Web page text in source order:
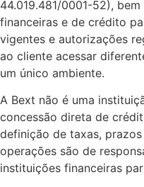
44.019.481/0001-52),
financeiras e de crédito
vigentes e autorizações
ao cliente acessar
um único ambiente.
A Bext não é uma
concessão direta de
definição de taxas,
operações são de
instituições financeiras